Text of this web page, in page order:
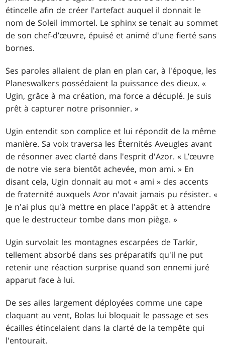
étincelle afin de créer l'artefact auquel il donnait le
nom de Soleil immortel. Le sphinx se tenait au sommet
de son chef-d’œuvre, épuisé et animé d'une fierté sans
bornes.
Ses paroles allaient de plan en plan car, à l'époque, les
Planeswalkers possédaient la puissance des dieux. «
Ugin, grâce à ma création, ma force a décuplé. Je suis
prêt à capturer notre prisonnier. »
Ugin entendit son complice et lui répondit de la même
manière. Sa voix traversa les Éternités Aveugles avant
de résonner avec clarté dans l'esprit d'Azor. « L’œuvre
de notre vie sera bientôt achevée, mon ami. » En
disant cela, Ugin donnait au mot « ami » des accents
de fraternité auxquels Azor n'avait jamais pu résister. «
Je n'ai plus qu'à mettre en place l'appât et à attendre
que le destructeur tombe dans mon piège. »
Ugin survolait les montagnes escarpées de Tarkir,
tellement absorbé dans ses préparatifs qu'il ne put
retenir une réaction surprise quand son ennemi juré
apparut face à lui.
De ses ailes largement déployées comme une cape
claquant au vent, Bolas lui bloquait le passage et ses
écailles étincelaient dans la clarté de la tempête qui
l'entourait.